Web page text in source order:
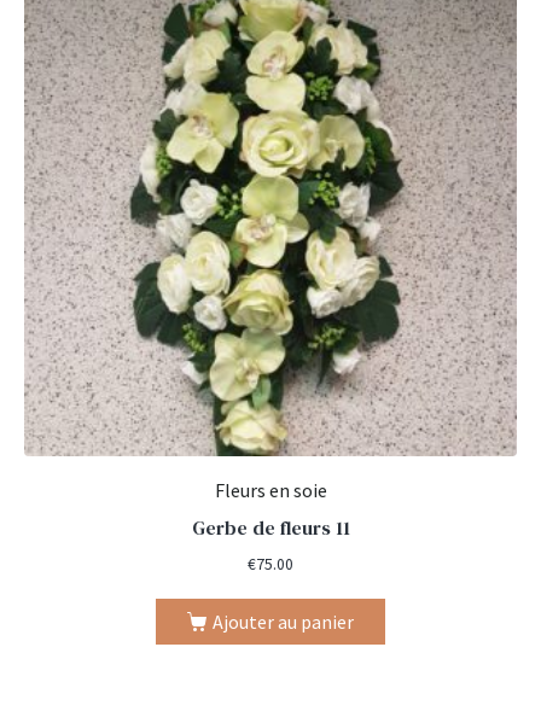
Fleurs en soie
Gerbe de fleurs 11
€75.00
Ajouter au panier